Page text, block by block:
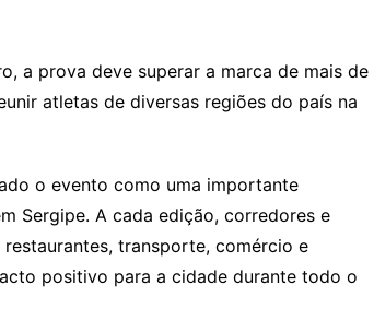
a prova deve superar a marca de mais de
atletas de diversas regiões do país na
o evento como uma importante
Sergipe. A cada edição, corredores e
transporte, comércio e
positivo para a cidade durante todo o